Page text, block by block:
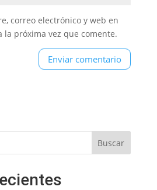
correo electrónico y web en
la próxima vez que comente.